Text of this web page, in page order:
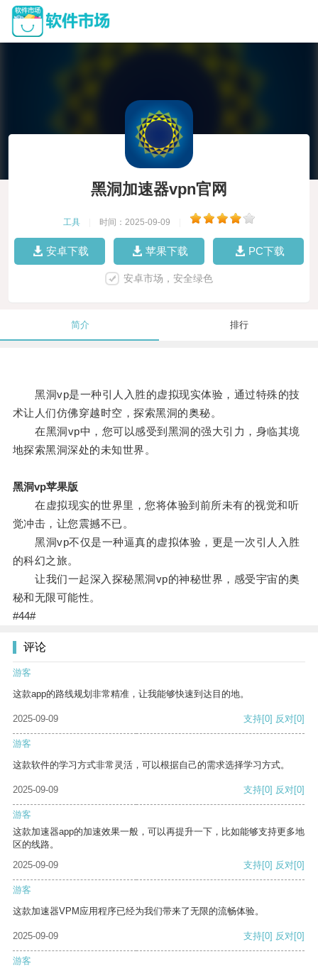
黑洞加速器vpn官网
工具 时间：2025-09-09
安卓下载 苹果下载 PC下载
安卓市场，安全绿色
简介 排行
黑洞vp是一种引人入胜的虚拟现实体验，通过特殊的技
术让人们仿佛穿越时空，探索黑洞的奥秘。
在黑洞vp中，您可以感受到黑洞的强大引力，身临其境
地探索黑洞深处的未知世界。
黑洞vp苹果版
在虚拟现实的世界里，您将体验到前所未有的视觉和听
觉冲击，让您震撼不已。
黑洞vp不仅是一种逼真的虚拟体验，更是一次引人入胜
的科幻之旅。
让我们一起深入探秘黑洞vp的神秘世界，感受宇宙的奥
秘和无限可能性。
#44#
评论
游客
这款app的路线规划非常精准，让我能够快速到达目的地。
2025-09-09 支持[0] 反对[0]
游客
这款软件的学习方式非常灵活，可以根据自己的需求选择学习方式。
2025-09-09 支持[0] 反对[0]
游客
这款加速器app的加速效果一般，可以再提升一下，比如能够支持更多地
区的线路。
2025-09-09
支持[0] 反对[0]
游客
这款加速器VPM应用程序已经为我们带来了无限的流畅体验。
2025-09-09 支持[0] 反对[0]
游客